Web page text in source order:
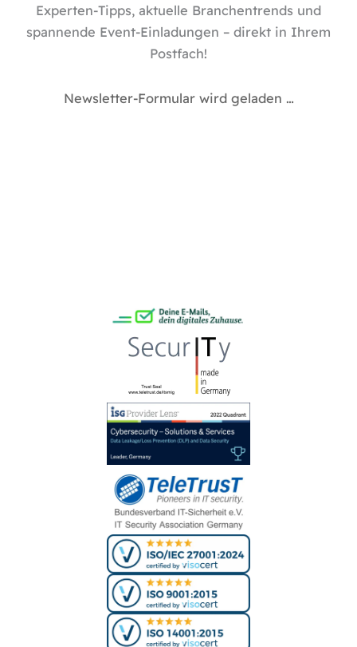
Experten-Tipps, aktuelle Branchentrends und
spannende Event-Einladungen – direkt in Ihrem
Postfach!
Newsletter-Formular wird geladen …